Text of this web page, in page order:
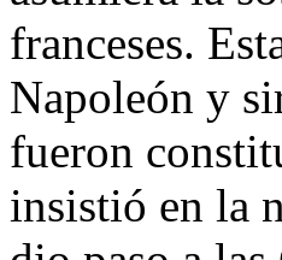
franceses.
Napoleón y
fueron
insistió en la